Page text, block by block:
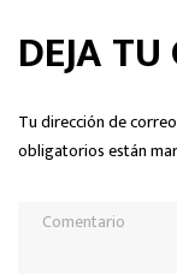
DEJA
Tu dirección de
obligatorios están